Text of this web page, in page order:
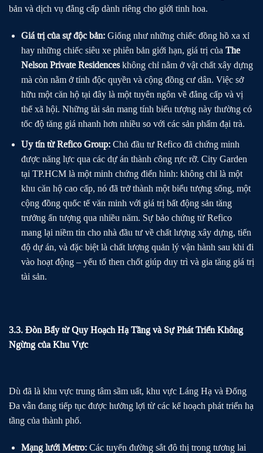
bản và dịch vụ đẳng cấp dành riêng cho giới tinh hoa.
Giá trị của sự độc bản:Giống như những chiếc đồng hồ xa xỉ
hay những chiếc siêu xe phiên bản giới hạn, giá trị của The
Nelson Private Residenceskhông chỉ nằm ở vật chất xây dựng
mà còn nằm ở tính độc quyền và cộng đồng cư dân. Việc sở
hữu một căn hộ tại đây là một tuyên ngôn về đẳng cấp và vị
thế xã hội. Những tài sản mang tính biểu tượng này thường có
tốc độ tăng giá nhanh hơn nhiều so với các sản phẩm đại trà.
Uy tín từ Refico Group:Chủ đầu tư Refico đã chứng minh
được năng lực qua các dự án thành công rực rỡ. City Garden
tại TP.HCM là một minh chứng điển hình: không chỉ là một
khu căn hộ cao cấp, nó đã trở thành một biểu tượng sống, một
cộng đồng quốc tế văn minh với giá trị bất động sản tăng
trưởng ấn tượng qua nhiều năm. Sự bảo chứng từ Refico
mang lại niềm tin cho nhà đầu tư về chất lượng xây dựng, tiến
độ dự án, và đặc biệt là chất lượng quản lý vận hành sau khi đi
vào hoạt động – yếu tố then chốt giúp duy trì và gia tăng giá trị
tài sản.
3.3. Đòn Bẩy từ Quy Hoạch Hạ Tầng và Sự Phát Triển Không
Ngừng của Khu Vực
Dù đã là khu vực trung tâm sầm uất, khu vực Láng Hạ và Đống
Đa vẫn đang tiếp tục được hưởng lợi từ các kế hoạch phát triển hạ
tầng của thành phố.
Mạng lưới Metro:Các tuyến đường sắt đô thị trong tương lai